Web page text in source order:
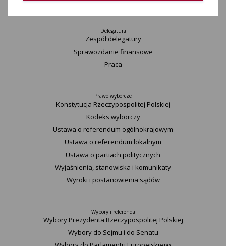
Delegatura
Zespół delegatury
Sprawozdanie finansowe
Praca
Prawo wyborcze
Konstytucja Rzeczypospolitej Polskiej​
Kodeks wyborczy
Ustawa o referendum ogólnokrajowym
Ustawa o referendum lokalnym
Ustawa o partiach politycznych
Wyjaśnienia, stanowiska i komunikaty
Wyroki i postanowienia sądów
Wybory i referenda
Wybory Prezydenta Rzeczypospolitej Polskiej
Wybory do Sejmu i do Senatu